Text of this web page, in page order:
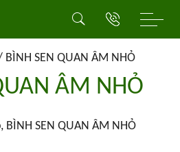
BÌNH SEN QUAN ÂM NHỎ
ÂM NHỎ